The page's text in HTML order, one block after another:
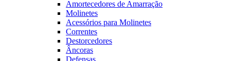
Amortecedores de Amarração
Molinetes
Acessórios para Molinetes
Correntes
Destorcedores
Âncoras
Defensas